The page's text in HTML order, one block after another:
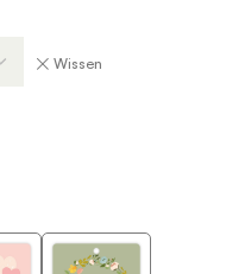
Wissen